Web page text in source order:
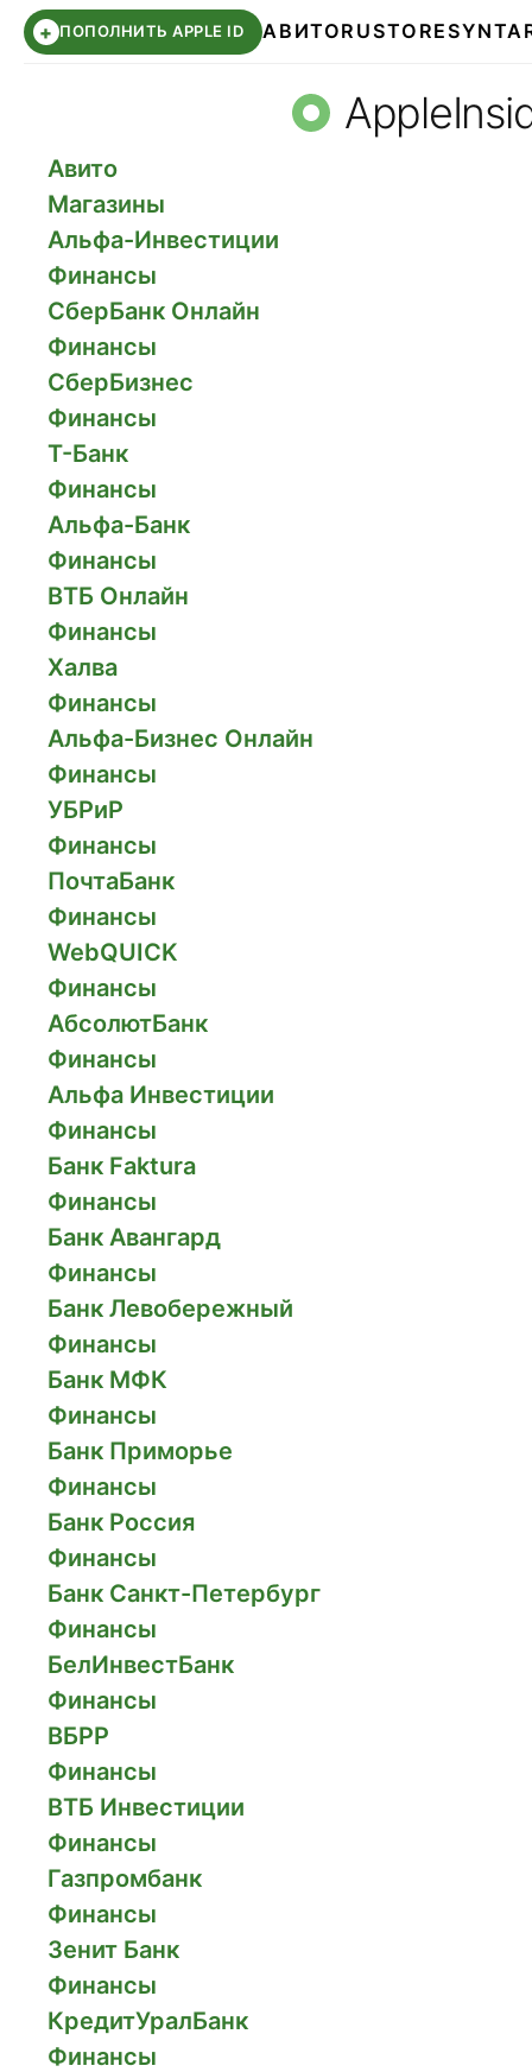
+ ПОПОЛНИТЬ APPLE ID АВИТОRUSTORE
ЧАТ ROBLOXВТБ ОНЛАЙН
Авито
Магазины
Альфа-Инвестиции
Финансы
СберБанк Онлайн
Финансы
СберБизнес
Финансы
Т-Банк
Финансы
Альфа-Банк
Финансы
ВТБ Онлайн
Финансы
Халва
Финансы
Альфа-Бизнес Онлайн
Финансы
УБРиР
Финансы
ПочтаБанк
Финансы
WebQUICK
Финансы
АбсолютБанк
Финансы
Альфа Инвестиции
Финансы
Банк Faktura
Финансы
Банк Авангард
Финансы
Банк Левобережный
Финансы
Банк МФК
Финансы
Банк Приморье
Финансы
Банк Россия
Финансы
Банк Санкт-Петербург
Финансы
БелИнвестБанк
Финансы
ВБРР
Финансы
ВТБ Инвестиции
Финансы
Газпромбанк
Финансы
Зенит Банк
Финансы
КредитУралБанк
Финансы